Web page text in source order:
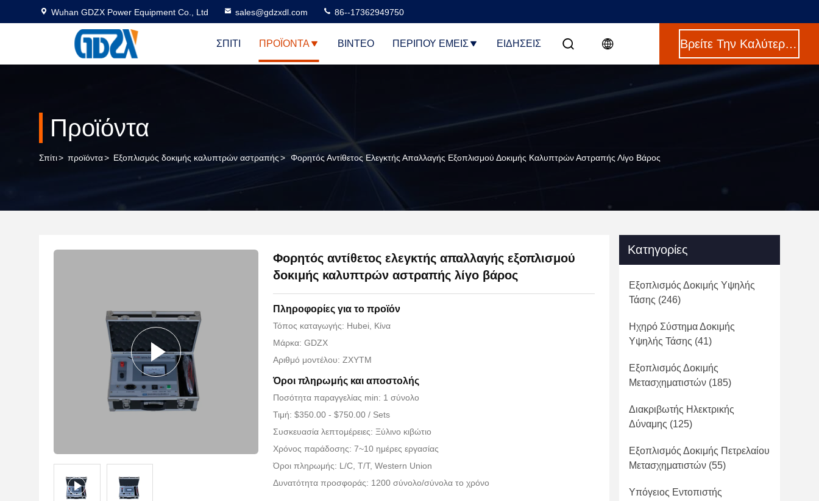
Wuhan GDZX Power Equipment Co., Ltd sales@gdzxdl.com 86--17362949750
ΣΠΊΤΙ ΠΡΟΪΌΝΤΑ ΒΊΝΤΕΟ ΠΕΡΊΠΟΥ ΕΜΕΊΣ ΕΙΔΉΣΕΙΣ Βρείτε Την Καλύτερη Τιμή
Προϊόντα
Σπίτι> προϊόντα> Εξοπλισμός δοκιμής καλυπτρών αστραπής> Φορητός Αντίθετος Ελεγκτής Απαλλαγής Εξοπλισμού Δοκιμής Καλυπτρών Αστραπής Λίγο Βάρος
Φορητός αντίθετος ελεγκτής απαλλαγής εξοπλισμού
δοκιμής καλυπτρών αστραπής λίγο βάρος
Πληροφορίες για το προϊόν
Τόπος καταγωγής: Hubei, Κίνα
Μάρκα: GDZX
Αριθμό μοντέλου: ZXYTM
Όροι πληρωμής και αποστολής
Ποσότητα παραγγελίας min: 1 σύνολο
Τιμή: $350.00 - $750.00 / Sets
Συσκευασία λεπτομέρειες: Ξύλινο κιβώτιο
Χρόνος παράδοσης: 7~10 ημέρες εργασίας
Όροι πληρωμής: L/C, T/T, Western Union
Δυνατότητα προσφοράς: 1200 σύνολο/σύνολα το χρόνο
Κατηγορίες
Εξοπλισμός Δοκιμής Υψηλής
Τάσης (246)
Ηχηρό Σύστημα Δοκιμής
Υψηλής Τάσης (41)
Εξοπλισμός Δοκιμής
Μετασχηματιστών (185)
Διακριβωτής Ηλεκτρικής
Δύναμης (125)
Εξοπλισμός Δοκιμής Πετρελαίου
Μετασχηματιστών (55)
Υπόγειος Εντοπιστής